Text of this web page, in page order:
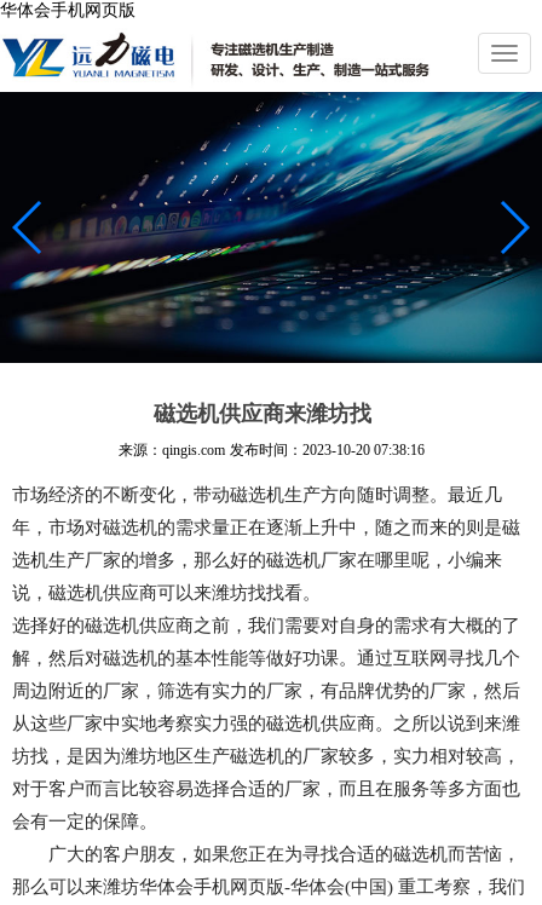
华体会手机网页版
切
换
导
航
磁选机供应商来潍坊找
来源：qingis.com 发布时间： 2023-10-20 07:38:16
市场经济的不断变化，带动磁选机生产方向随时调整。最近几
年，市场对磁选机的需求量正在逐渐上升中，随之而来的则是磁
选机生产厂家的增多，那么好的磁选机厂家在哪里呢，小编来
说，磁选机供应商可以来潍坊找找看。
选择好的磁选机供应商之前，我们需要对自身的需求有大概的了
解，然后对磁选机的基本性能等做好功课。通过互联网寻找几个
周边附近的厂家，筛选有实力的厂家，有品牌优势的厂家，然后
从这些厂家中实地考察实力强的磁选机供应商。之所以说到来潍
坊找，是因为潍坊地区生产磁选机的厂家较多，实力相对较高，
对于客户而言比较容易选择合适的厂家，而且在服务等多方面也
会有一定的保障。
广大的客户朋友，如果您正在为寻找合适的磁选机而苦恼，
那么可以来潍坊华体会手机网页版-华体会(中国) 重工考察，我们